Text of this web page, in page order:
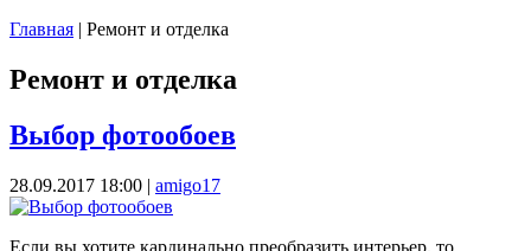
Главная | Ремонт и отделка
Ремонт и отделка
Выбор фотообоев
28.09.2017 18:00 | amigo17
Если вы хотите кардинально преобразить интерьер, то